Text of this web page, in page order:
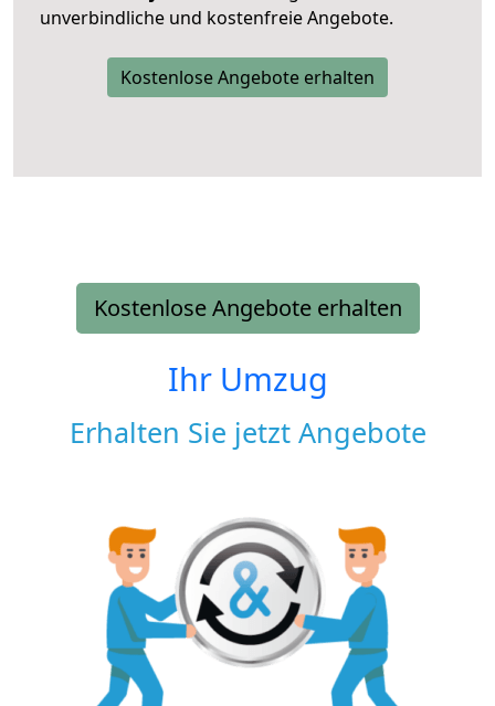
unverbindliche und kostenfreie Angebote.
Kostenlose Angebote erhalten
Kostenlose Angebote erhalten
Ihr Umzug
Erhalten Sie jetzt Angebote